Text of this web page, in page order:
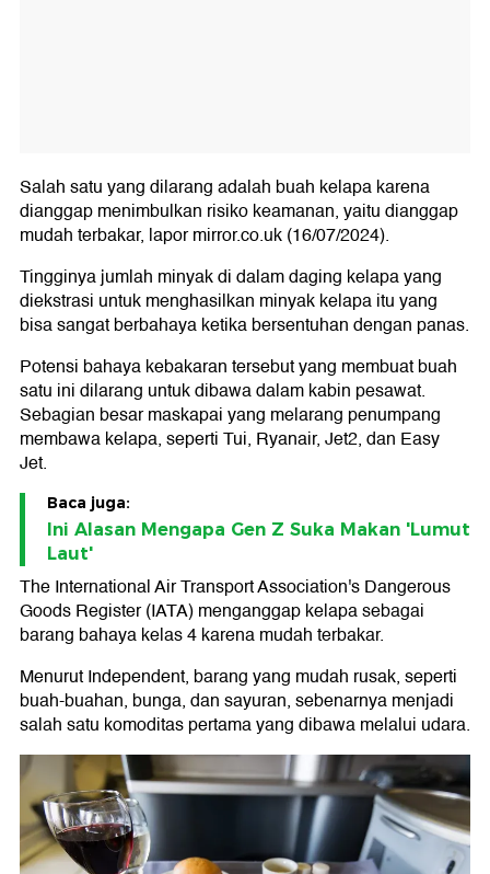
Salah satu yang dilarang adalah buah kelapa karena
dianggap menimbulkan risiko keamanan, yaitu dianggap
mudah terbakar, lapor mirror.co.uk (16/07/2024).
Tingginya jumlah minyak di dalam daging kelapa yang
diekstrasi untuk menghasilkan minyak kelapa itu yang
bisa sangat berbahaya ketika bersentuhan dengan panas.
Potensi bahaya kebakaran tersebut yang membuat buah
satu ini dilarang untuk dibawa dalam kabin pesawat.
Sebagian besar maskapai yang melarang penumpang
membawa kelapa, seperti Tui, Ryanair, Jet2, dan Easy
Jet.
Baca juga:
Ini Alasan Mengapa Gen Z Suka Makan 'Lumut
Laut'
The International Air Transport Association's Dangerous
Goods Register (IATA) menganggap kelapa sebagai
barang bahaya kelas 4 karena mudah terbakar.
Menurut Independent, barang yang mudah rusak, seperti
buah-buahan, bunga, dan sayuran, sebenarnya menjadi
salah satu komoditas pertama yang dibawa melalui udara.